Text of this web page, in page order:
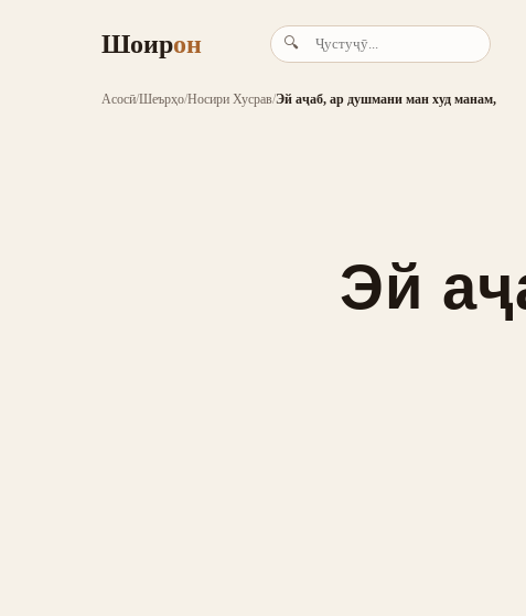
Шоирон 🔍
Асосӣ/Шеърҳо/Носири Хусрав/Эй аҷаб, ар душмани ман худ манам,
Эй